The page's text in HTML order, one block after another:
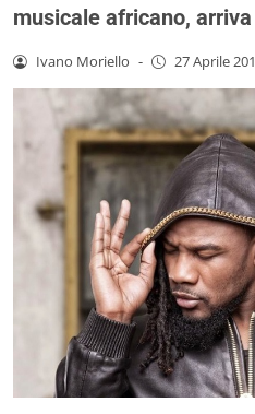
musicale africano,
Ivano Moriello - 27 Aprile